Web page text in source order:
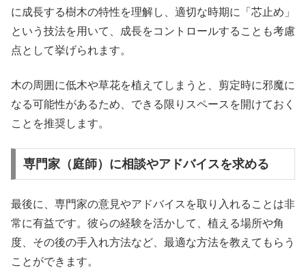
に成長する樹木の特性を理解し、適切な時期に「芯止め」
という技法を用いて、成長をコントロールすることも考慮
点として挙げられます。
木の周囲に低木や草花を植えてしまうと、剪定時に邪魔に
なる可能性があるため、できる限りスペースを開けておく
ことを推奨します。
専門家（庭師）に相談やアドバイスを求める
最後に、専門家の意見やアドバイスを取り入れることは非
常に有益です。彼らの経験を活かして、植える場所や角
度、その後の手入れ方法など、最適な方法を教えてもらう
ことができます。